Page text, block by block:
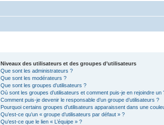
Niveaux des utilisateurs et des groupes d’utilisateurs
Que sont les administrateurs ?
Que sont les modérateurs ?
Que sont les groupes d’utilisateurs ?
Où sont les groupes d’utilisateurs et comment puis-je en rejoindre un
Comment puis-je devenir le responsable d’un groupe d’utilisateurs ?
Pourquoi certains groupes d’utilisateurs apparaissent dans une
Qu’est-ce qu’un « groupe d’utilisateurs par défaut » ?
Qu’est-ce que le lien « L’équipe » ?